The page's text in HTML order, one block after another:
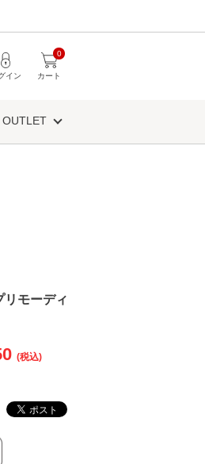
カート
0
イン
OUTLET
モーディ
(税込)